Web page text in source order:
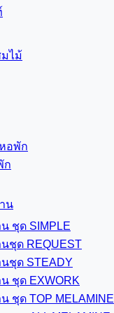
ไม้
อพัก
ก
น
ชุด SIMPLE
ชุด REQUEST
ชุด STEADY
ชุด EXWORK
ชุด TOP MELAMINE